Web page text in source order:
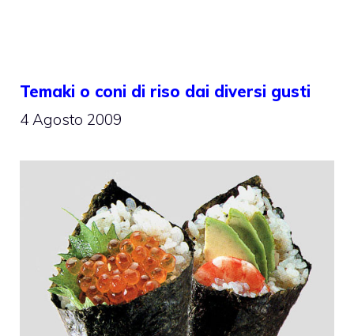
Temaki o coni di riso dai diversi gusti
4 Agosto 2009